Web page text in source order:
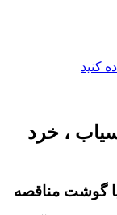
کنید
، خرد
گوشت مناقصه